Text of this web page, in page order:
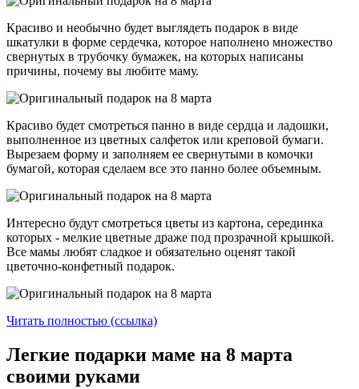
Красиво и необычно будет выглядеть подарок в виде
шкатулки в форме сердечка, которое наполнено множество
свернутых в трубочку бумажек, на которых написаны
причины, почему вы любите маму.
Красиво будет смотреться панно в виде сердца и ладошки,
выполненное из цветных салфеток или креповой бумаги.
Вырезаем форму и заполняем ее свернутыми в комочки
бумагой, которая сделаем все это панно более объемным.
Интересно будут смотреться цветы из картона, серединка
которых - мелкие цветные драже под прозрачной крышкой.
Все мамы любят сладкое и обязательно оценят такой
цветочно-конфетный подарок.
Читать полностью (ссылка)
Легкие подарки маме на 8 марта
своими руками